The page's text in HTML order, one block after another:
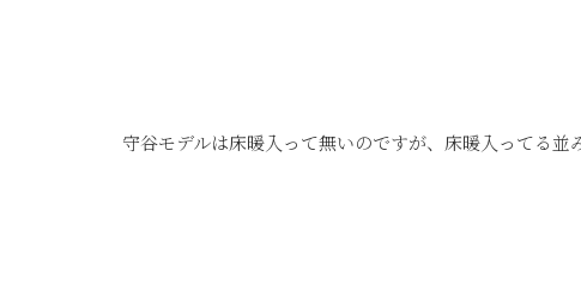
守谷モデルは床暖入って無いのですが、床暖入ってる